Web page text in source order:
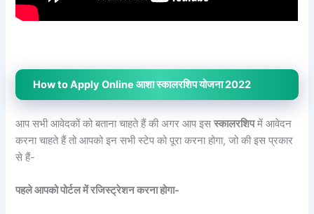
How to Apply Online आशा स्कालरशिप योजना 2022
आप सभी आवेदकों को बताना चाहते हैं की अगर आप इसस्कालरशिपमें आवेदन
करना चाहते हैं तो आपको इन सभी स्टेप को पूरा करना होगा, जो की इस प्रकार
से हैं-
पहले आपको पोर्टल में रजिस्ट्रेशन करना होगा-